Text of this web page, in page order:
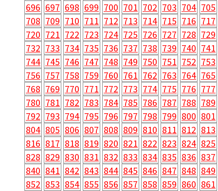
696 697 698 699 700 701 702 703 704 705
708 709 710 711 712 713 714 715 716 717
720 721 722 723 724 725 726 727 728 729
732 733 734 735 736 737 738 739 740 741
744 745 746 747 748 749 750 751 752 753
756 757 758 759 760 761 762 763 764 765
768 769 770 771 772 773 774 775 776 777
780 781 782 783 784 785 786 787 788 789
792 793 794 795 796 797 798 799 800 801
804 805 806 807 808 809 810 811 812 813
816 817 818 819 820 821 822 823 824 825
828 829 830 831 832 833 834 835 836 837
840 841 842 843 844 845 846 847 848 849
852 853 854 855 856 857 858 859 860 861